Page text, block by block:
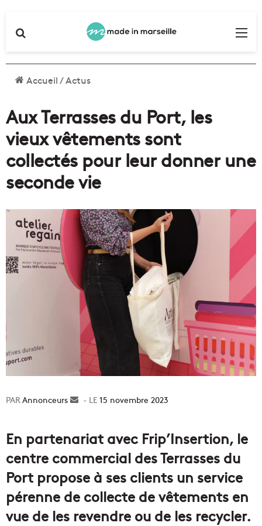
Accueil/Actus
Aux Terrasses du Port, les
vieux vêtements sont
collectés pour leur donner une
seconde vie
Annonceurs
Envoyer15 novembre 2023
En partenariat avec Frip’Insertion, le
centre commercial des Terrasses du
Port propose à ses clients un service
pérenne de collecte de vêtements en
vue de les revendre ou de les recycler.